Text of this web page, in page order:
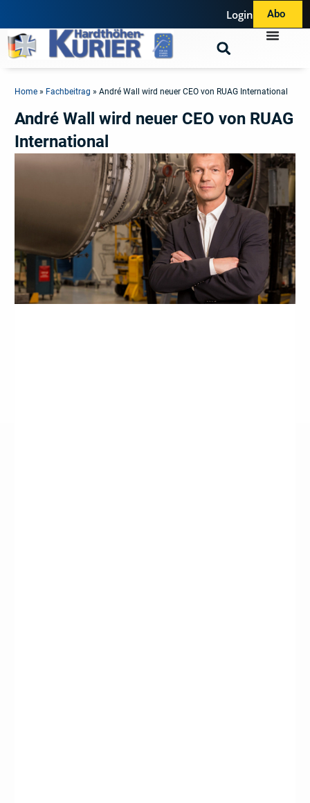
Login Abo
Home » Fachbeitrag »André Wall wird neuer CEO von RUAG International
André Wall wird neuer CEO von RUAG
International